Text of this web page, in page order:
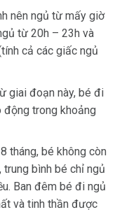
nên ngủ từ mấy giờ
từ 20h – 23h và
cả các giấc ngủ
giai đoạn này, bé đi
trong khoảng
tháng, bé không còn
bình bé chỉ ngủ
Ban đêm bé đi ngủ
và tinh thần được